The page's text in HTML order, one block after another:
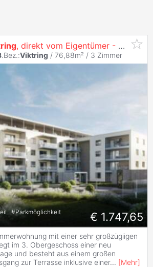
, direkt vom Eigentümer - Herrliche 3 Zimmer Terrassen-Wohnung inkl. Küche
.Bez.:Viktring / 76,88m² / 3 Zimmer
#Parkmöglichkeit
€ 1.747,65
mit einer sehr großzügiigen
im 3. Obergeschoss einer neu
und besteht aus einem großen
zur Terrasse inklusive einer... [Mehr]